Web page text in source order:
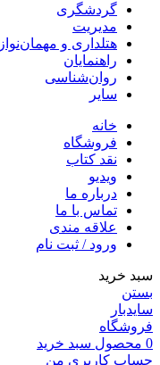
گردشگری
مدیریت
هتلداری و
راهنمایان
روان‌شناسی
سایر
خانه
فروشگاه
نقد کتاب
ویدیو
درباره‌ ما
تماس با ما
علاقه مندی
ورود / ثبت نام
سبد خرید
بستن
سایدبار
فروشگاه
0 محصول سبد خرید
حساب کاربری من